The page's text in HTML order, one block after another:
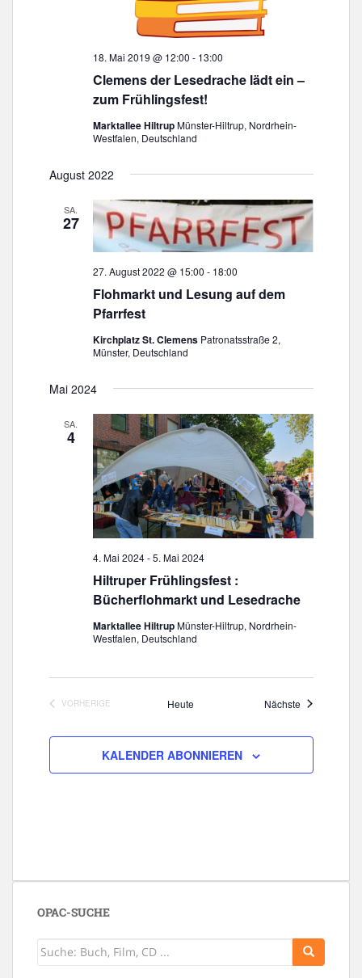
Clemens der Lesedrache lädt ein –
zum Frühlingsfest!
18. Mai 2019 @ 12:00 - 13:00
Marktallee HiltrupMünster-Hiltrup, Nordrhein-
Westfalen, Deutschland
August 2022
SA.
27
Flohmarkt und Lesung auf dem
Pfarrfest
27. August 2022 @ 15:00 - 18:00
Kirchplatz St. Clemens Patronatsstraße 2,
Münster, Deutschland
Mai 2024
SA.
4
Hiltruper Frühlingsfest :
Bücherflohmarkt und Lesedrache
4. Mai 2024-5. Mai 2024
Marktallee HiltrupMünster-Hiltrup, Nordrhein-
Westfalen, Deutschland
VORHERIGE
Heute Nächste
KALENDER ABONNIEREN
OPAC-SUCHE